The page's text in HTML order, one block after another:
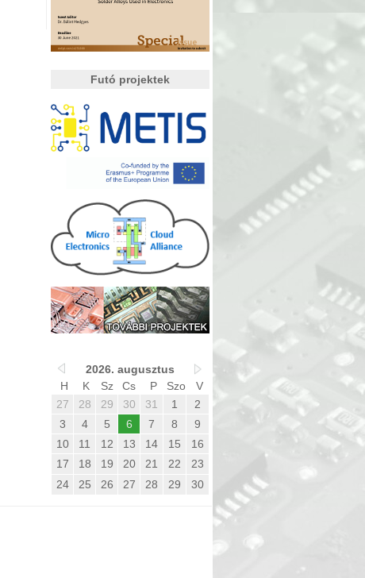
Futó projektek
2026. augusztus
H
K Sz Cs P Szo
V
27
28 29 30 31 1
2
3
4 5 6 7 8
9
10
11 12 13 14 15
16
17
18 19 20 21 22
23
24
25 26 27 28 29 30